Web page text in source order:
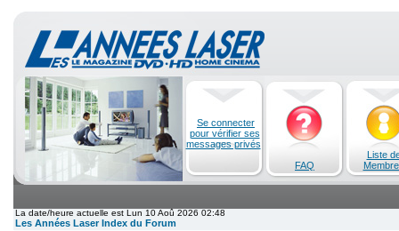
Se connecter
pour vérifier ses
messages privés
FAQ
Liste
La date/heure actuelle est Lun 10 Aoû 2026 02:48
Les Années Laser Index du Forum